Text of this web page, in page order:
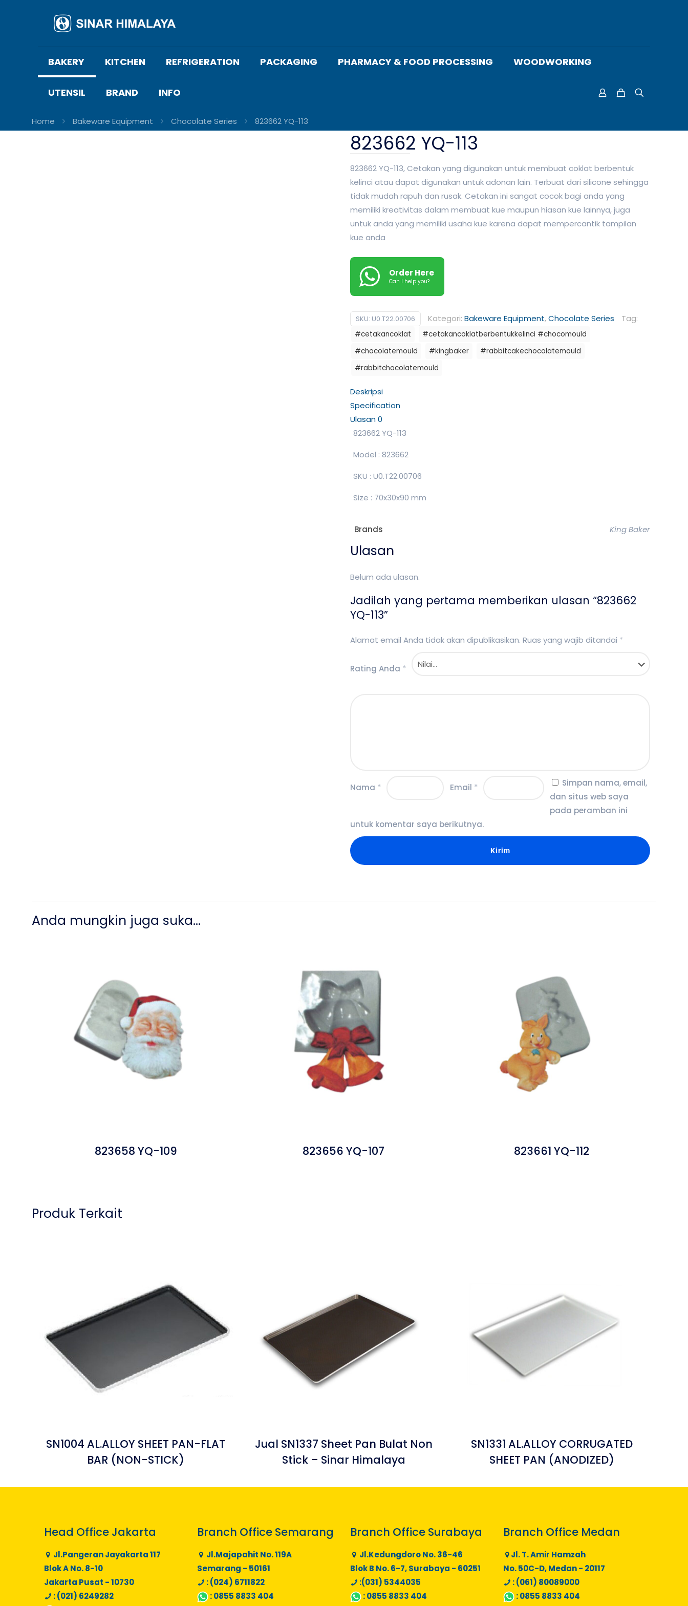
BAKERY KITCHEN REFRIGERATION PACKAGING PHARMACY & FOOD PROCESSING WOODWORKING
UTENSIL BRAND INFO
Home Bakeware Equipment Chocolate Series 823662 YQ-113
823662 YQ-113
823662 YQ-113, Cetakan yang digunakan untuk membuat coklat berbentuk
kelinci atau dapat digunakan untuk adonan lain. Terbuat dari silicone sehingga
tidak mudah rapuh dan rusak. Cetakan ini sangat cocok bagi anda yang
memiliki kreativitas dalam membuat kue maupun hiasan kue lainnya, juga
untuk anda yang memiliki usaha kue karena dapat mempercantik tampilan
kue anda
Order Here
Can I help you?
SKU: U0.T22.00706 Kategori: Bakeware Equipment,Chocolate Series Tag:
#cetakancoklat
#cetakancoklatberbentukkelinci #chocomould
#chocolatemould
#kingbaker
#rabbitcakechocolatemould
#rabbitchocolatemould
Deskripsi
Specification
Ulasan0
823662 YQ-113
Model : 823662
SKU : U0.T22.00706
Size : 70x30x90 mm
Brands King Baker
Ulasan
Belum ada ulasan.
Jadilah yang pertama memberikan ulasan “823662
YQ-113”
Alamat email Anda tidak akan dipublikasikan. Ruas yang wajib ditandai *
Rating Anda *
Nama * Email *
Simpan nama, email,
dan situs web saya
pada peramban ini
untuk komentar saya berikutnya.
Anda mungkin juga suka…
823658 YQ-109 823656 YQ-107 823661 YQ-112
Produk Terkait
SN1004 AL.ALLOY SHEET PAN-FLAT
BAR (NON-STICK)
Jual SN1337 Sheet Pan Bulat Non
Stick – Sinar Himalaya
SN1331 AL.ALLOY CORRUGATED
SHEET PAN (ANODIZED)
Head Office Jakarta
Jl.Pangeran Jayakarta 117
Blok A No. 8-10
Jakarta Pusat - 10730
: (021) 6249282
Branch Office Semarang
Jl.Majapahit No. 119A
Semarang - 50161
: (024) 6711822
:0855 8833 404
Branch Office Surabaya
Jl.Kedungdoro No. 36-46
Blok B No. 6-7, Surabaya - 60251
:(031) 5344035
:0855 8833 404
Branch Office Medan
Jl. T. Amir Hamzah
No. 50C-D, Medan - 20117
: (061) 80089000
:0855 8833 404